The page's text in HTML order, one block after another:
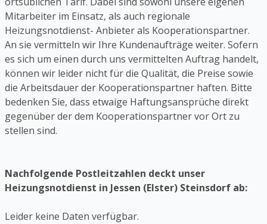
Mitarbeiter im Einsatz, als auch regionale
Heizungsnotdienst- Anbieter als Kooperationspartner.
An sie vermitteln wir Ihre Kundenaufträge weiter. Sofern
es sich um einen durch uns vermittelten Auftrag handelt,
können wir leider nicht für die Qualität, die Preise sowie
die Arbeitsdauer der Kooperationspartner haften. Bitte
bedenken Sie, dass etwaige Haftungsansprüche direkt
gegenüber der dem Kooperationspartner vor Ort zu
stellen sind.
Nachfolgende Postleitzahlen deckt unser
Heizungsnotdienst in Jessen (Elster) Steinsdorf ab:
Leider keine Daten verfügbar.